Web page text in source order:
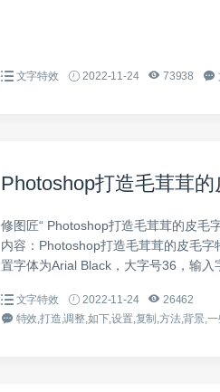
文字特效 2022-11-24 73938
Photoshop打造毛茸茸的
修图匠“ Photoshop打造毛茸茸的皮毛
内容：Photoshop打造毛茸茸的皮毛
置字体为Arial Black，大字号36，输入
文字特效 2022-11-24
26462
特效,打造,调整,如下,设置,复制,方法,背景,一